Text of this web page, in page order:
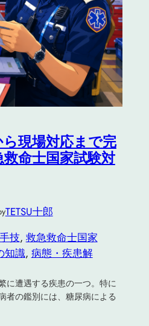
現場対応まで完
命士国家試験対
TETSU十郎
技, 救急救命士国家
知識, 病態・疾患解
に遭遇する疾患の一つ。特に
者の鑑別には、糖尿病による